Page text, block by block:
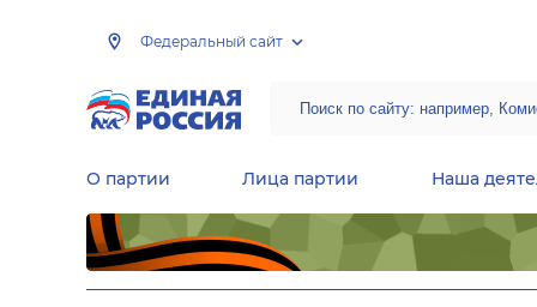
Федеральный сайт
О партии Лица партии Наша